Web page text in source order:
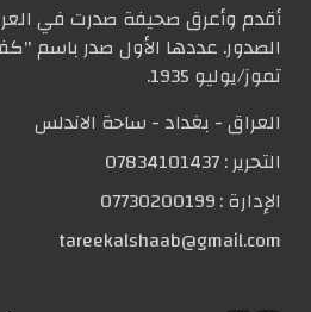
أقدم وأعرق صحيفة صدرت في
تموز/يوليو 1935.
العراق - بغداد - ساحة الاندلس
التحریر :07834101437
الإدارة :07730200199
tareekalshaab@gmail.com